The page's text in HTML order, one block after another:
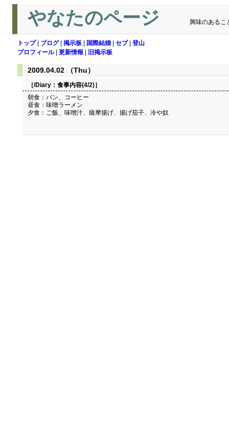
やなたのページ 興味のあるこ
トップ| ブログ| 掲示板 国際結婚 セブ| 登山
プロフィール| 更新情報 旧掲示板
2009.04.02 （Thu）
［/Diary： 食事内容(4/2)］
朝食：パン、コーヒー
昼食：味噌ラーメン
夕食：ご飯、味噌汁、薩摩揚げ、揚げ茄子、冷や奴